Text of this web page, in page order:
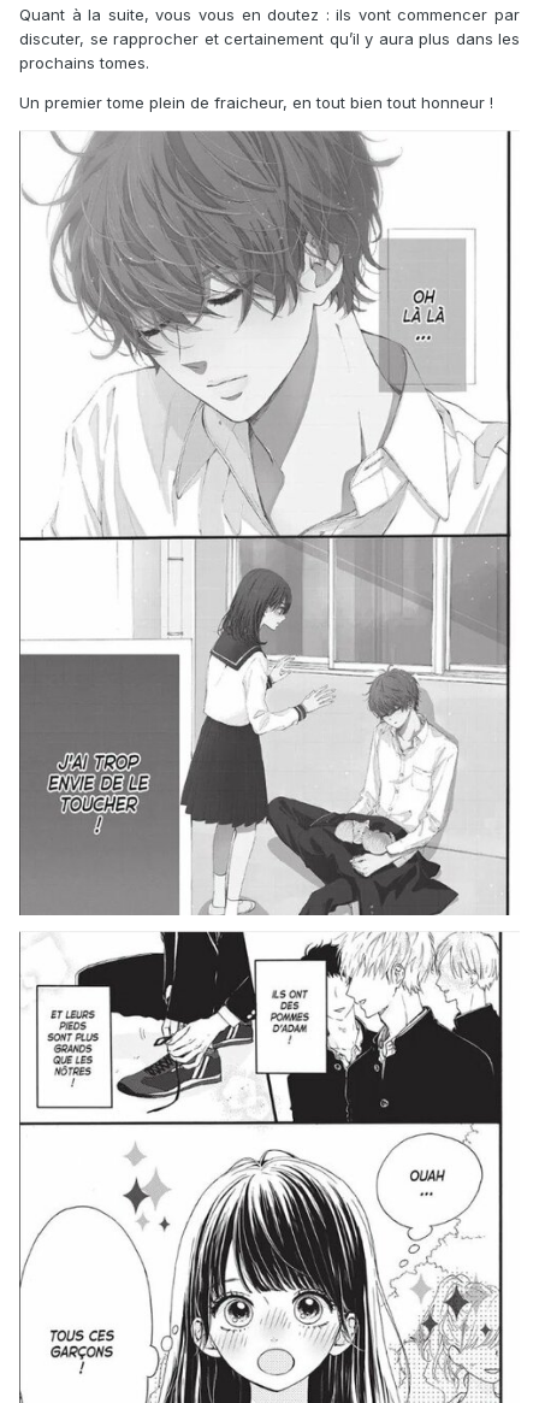
Quant à la suite, vous vous en doutez : ils vont commencer par
discuter, se rapprocher et certainement qu’il y aura plus dans les
prochains tomes.
Un premier tome plein de fraicheur, en tout bien tout honneur !